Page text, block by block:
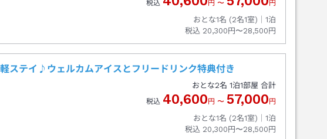
税込 円 〜 円
おとな1名 (2名1室)｜ 1泊
税込 20,300円〜28,500円
ステイ♪ウェルカムアイスとフリードリンク特典付き
おとな2名 1泊1部屋 合計
税込 40,600 円 〜 57,000 円
おとな1名 (2名1室)｜ 1泊
税込 20,300円〜28,500円